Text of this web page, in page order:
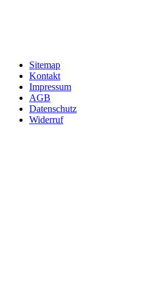
Sitemap
Kontakt
Impressum
AGB
Datenschutz
Widerruf